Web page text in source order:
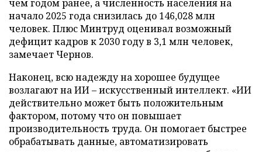
чем годом ранее, а численность населения на
начало 2025 года снизилась до 146,028 млн
человек. Плюс Минтруд оценивал возможный
дефицит кадров к 2030 году в 3,1 млн человек,
замечает Чернов.
Наконец, всю надежду на хорошее будущее
возлагают на ИИ – искусственный интеллект. «ИИ
действительно может быть положительным
фактором, потому что он повышает
производительность труда. Он помогает быстрее
обрабатывать данные, автоматизировать